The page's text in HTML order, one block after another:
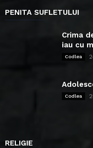
PENITA SUFLETULUI
Crima
iau cu
Codlea
Codlea
RELIGIE